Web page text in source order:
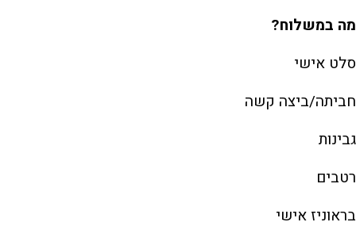
מה במשלוח?
סלט אישי
חביתה/ביצה קשה
גבינות
רטבים
בראוניז אישי